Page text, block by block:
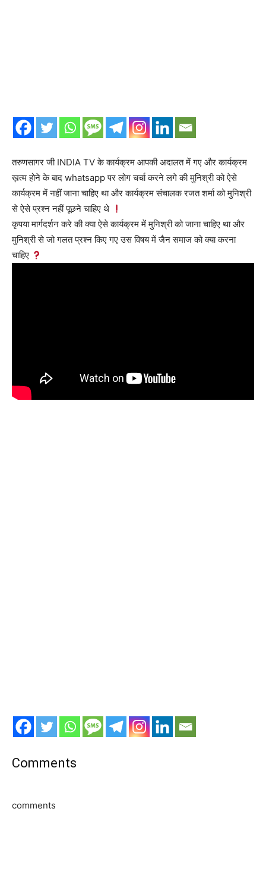
तरुणसागर जी INDIA TV के कार्यक्रम आपकी अदालत में गए और कार्यक्रम
ख़त्म होने के बाद whatsapp पर लोग चर्चा करने लगे की मुनिश्री को ऐसे
कार्यक्रम में नहीं जाना चाहिए था और कार्यक्रम संचालक रजत शर्मा को मुनिश्री
से ऐसे प्रश्न नहीं पूछने चाहिए थे
कृपया मार्गदर्शन करे की क्या ऐसे कार्यक्रम में मुनिश्री को जाना चाहिए था और
मुनिश्री से जो गलत प्रश्न किए गए उस विषय में जैन समाज को क्या करना
चाहिए
Comments
comments